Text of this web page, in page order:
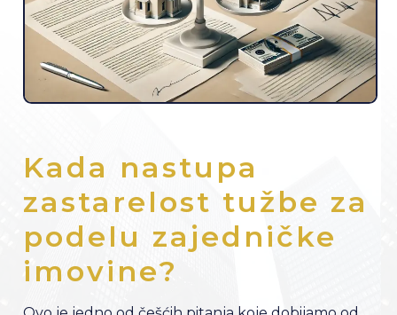
Kada nastupa
zastarelost tužbe za
podelu zajedničke
imovine?